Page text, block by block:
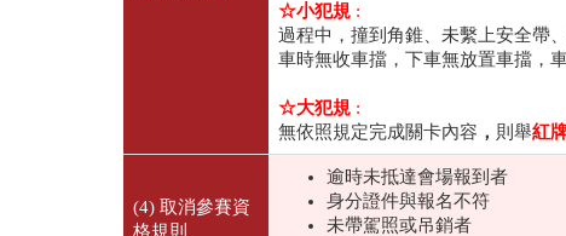
☆小犯規 :
過程中，撞到角錐、未繫上安全帶
車時無收車擋，下車無放置車擋，
☆大犯規 :
無依照規定完成關卡內容 ， 則舉紅
(4) 取消參賽資
格規則
逾時未抵達會場報到者
身分證件與報名不符
未帶駕照或吊銷者